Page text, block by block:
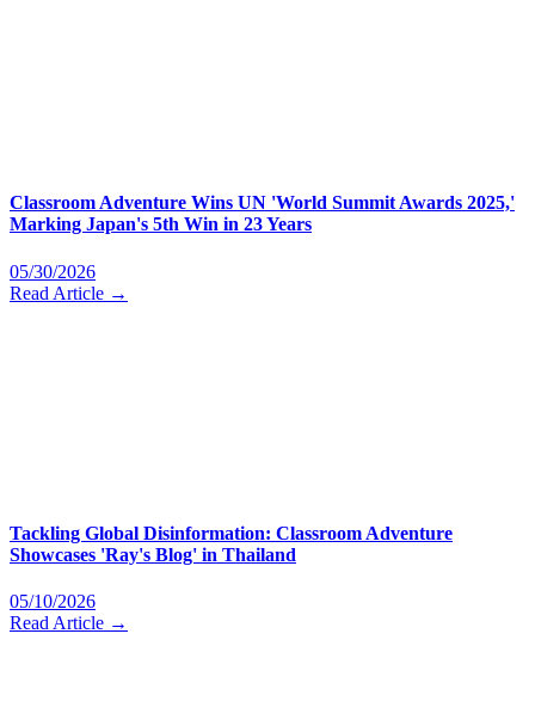
Classroom Adventure Wins UN 'World Summit Awards 2025,'
Marking Japan's 5th Win in 23 Years
05/30/2026
Read Article →
Tackling Global Disinformation: Classroom Adventure
Showcases 'Ray's Blog' in Thailand
05/10/2026
Read Article →